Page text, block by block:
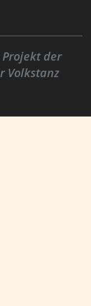
der
Volkstanz